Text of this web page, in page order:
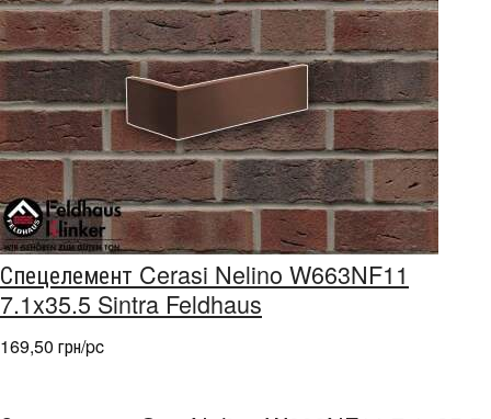
Спецелемент Cerasi Nelino W663NF11
7.1x35.5 Sintra Feldhaus
169,50 грн/pc